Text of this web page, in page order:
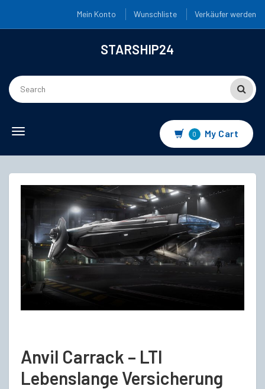
Mein Konto Wunschliste Verkäufer werden
STARSHIP24
Toggle
0 My Cart
Anvil Carrack – LTI
Lebenslange Versicherung